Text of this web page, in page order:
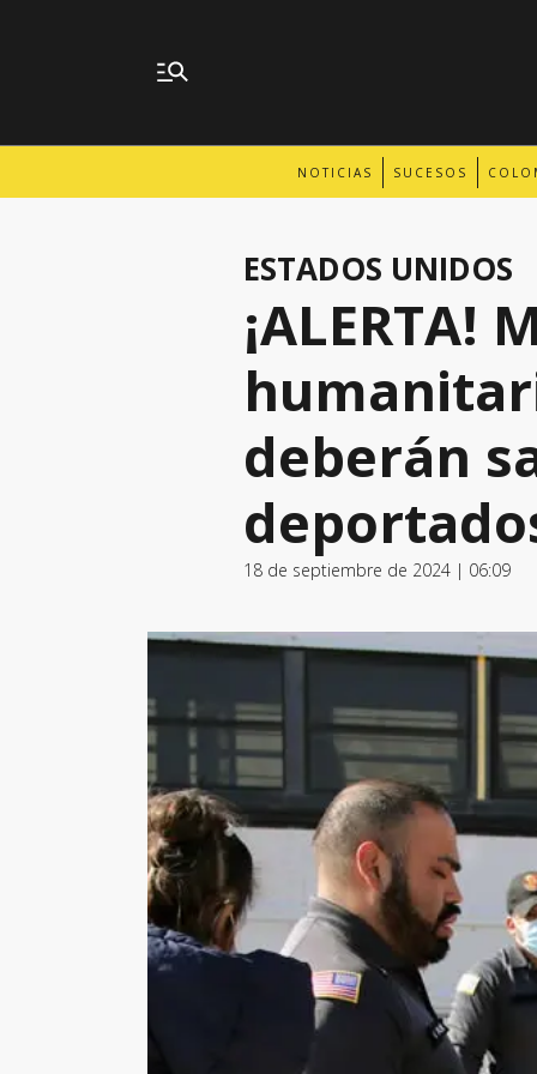
NOTICIAS SUCESOS
ESTADOS UNIDOS
¡ALERTA!
deberán
18 de septiembre de 2024 | 06:09